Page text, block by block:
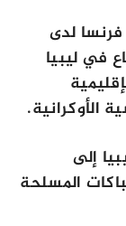
لدى
في ليبيا
الأوكرانية.
إلى
المسلحة